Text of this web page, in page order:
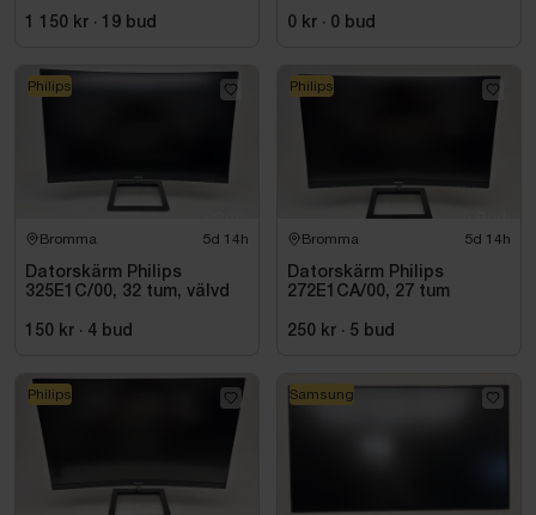
1 150 kr · 19 bud 0 kr · 0 bud
Bromma 5d 14h
Datorskärm Philips
325E1C/00, 32 tum, välvd
150 kr · 4 bud
Philips
Bromma 5d 14h
Datorskärm Philips
272E1CA/00, 27 tum
250 kr · 5 bud
Philips
Philips Samsung